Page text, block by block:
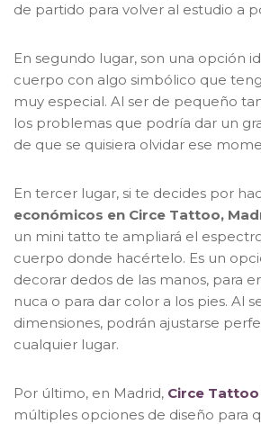
de partido para volver al estudio a
En segundo lugar, son una opción
cuerpo con algo simbólico que
muy especial. Al ser de pequeño
los problemas que podría dar un
de que se quisiera olvidar ese
En tercer lugar, si te decides por
económicos en Circe Tattoo,
un mini tatto te ampliará el
cuerpo donde hacértelo. Es un
decorar dedos de las manos, para
nuca o para dar color a los pies. Al
dimensiones, podrán ajustarse
cualquier lugar.
Por último, en Madrid, Circe Tattoo
múltiples opciones de diseño para